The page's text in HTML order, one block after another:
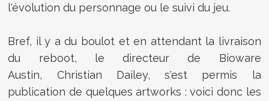
l'évolution du personnage ou le suivi du jeu.
Bref, il y a du boulot et en attendant la livraison
du reboot, le directeur de Bioware
Austin, Christian Dailey, s'est permis la
publication de quelques artworks : voici donc les